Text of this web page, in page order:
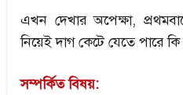
এখন দেখার অপেক্ষা,
নিয়েই দাগ কেটে যেতে পারে কি
সম্পর্কিত বিষয়: